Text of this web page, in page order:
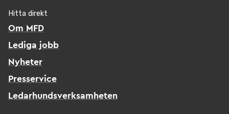
Hitta direkt
Om MFD
Lediga jobb
Nyheter
Presservice
Ledarhundsverksamheten